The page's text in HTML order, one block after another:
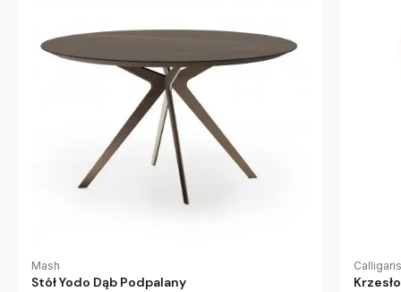
Mash
Stół Yodo Dąb Podpalany
Calligaris